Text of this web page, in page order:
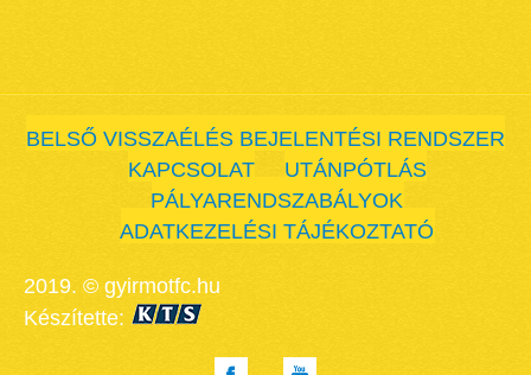
BELSŐ VISSZAÉLÉS BEJELENTÉSI RENDSZER
KAPCSOLAT
UTÁNPÓTLÁS
PÁLYARENDSZABÁLYOK
ADATKEZELÉSI TÁJÉKOZTATÓ
2019. © gyirmotfc.hu
Készítette: